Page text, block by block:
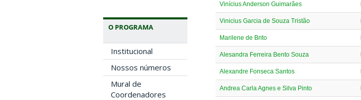
O PROGRAMA
Institucional
Nossos números
Mural de
Coordenadores
Vinícius Anderson Guimarães
Vinicius Garcia de Souza Tristão
Marilene de Brito
Alesandra Ferreira Bento Souza
Alexandre Fonseca Santos
Andrea Carla Agnes e Silva Pinto